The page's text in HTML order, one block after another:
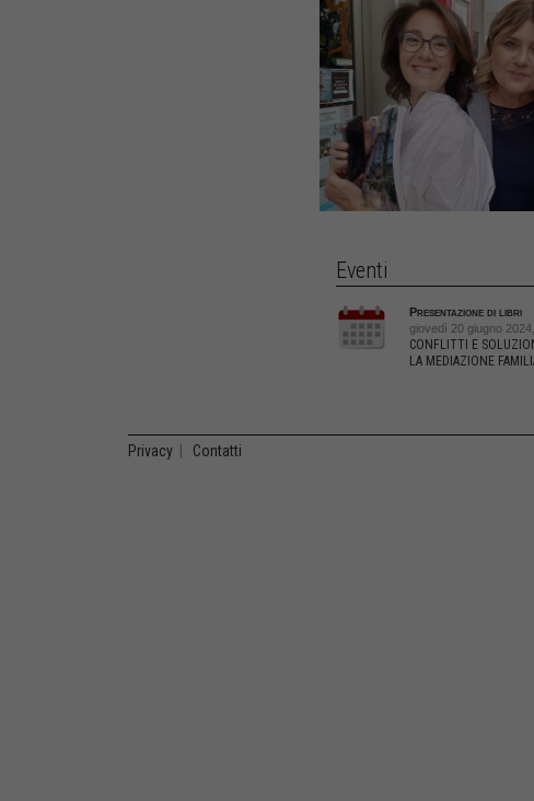
Eventi
Presentazione di libri
giovedì 20 giugno
CONFLITTI E
LA MEDIAZIONE
Privacy Contatti